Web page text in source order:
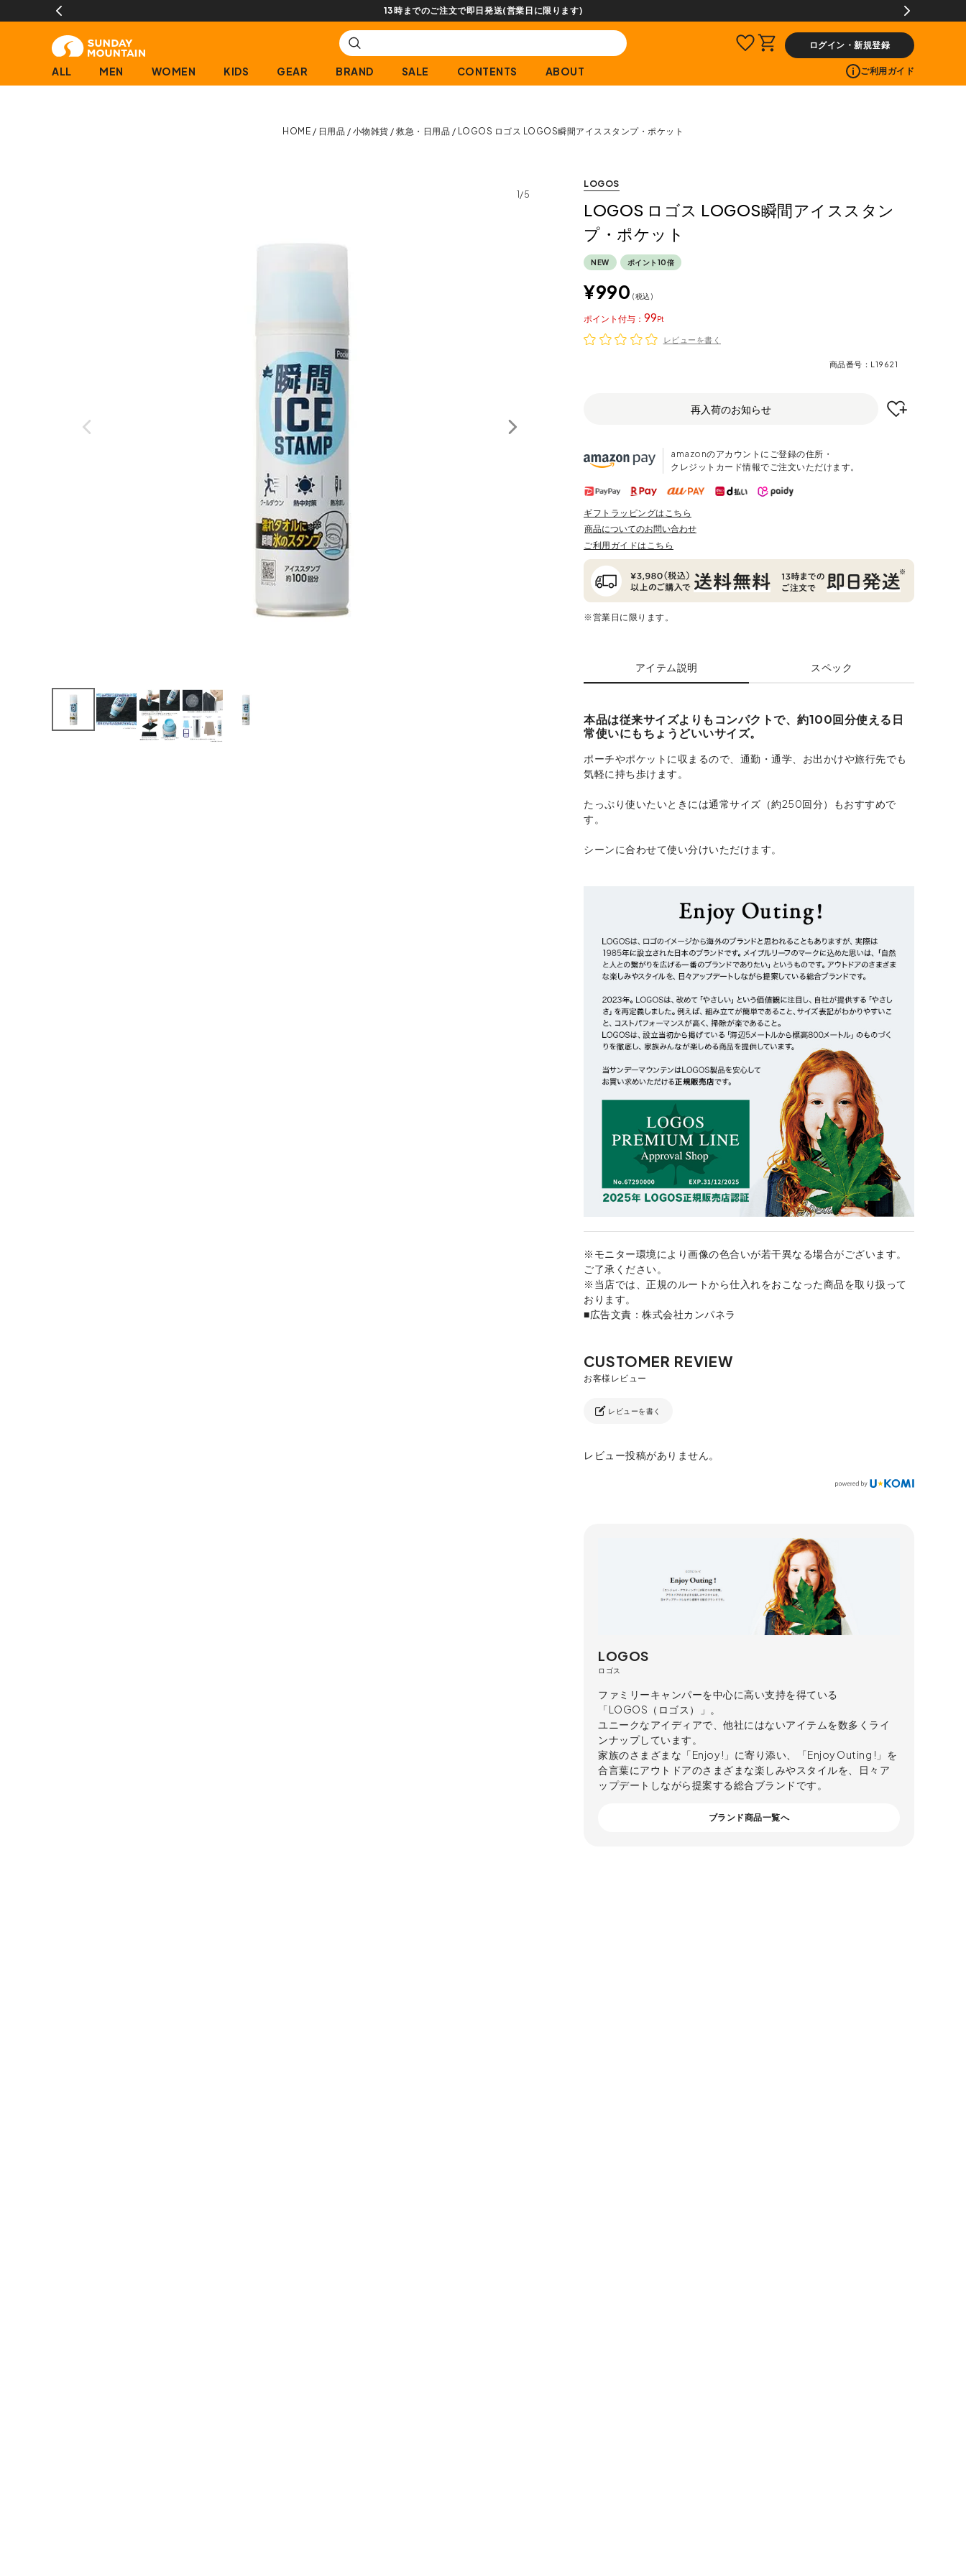
【会員限定】交換送料片道無料サービス
ログイン・新規登録
ALL MEN WOMEN KIDS GEAR BRAND SALE CONTENTS ABOUT ご利用ガイド
HOME 日用品 小物雑貨 救急・日用品 LOGOS ロゴス LOGOS瞬間アイススタンプ・ポケット
1/5
LOGOS
LOGOS ロゴス LOGOS瞬間アイススタン
プ・ポケット
NEW ポイント10倍
¥990 税込
99
ポイント
レビューを書く
商品番号 L19621
再入荷のお知らせ
amazonのアカウントにご登録の住所・
クレジットカード情報でご注文いただけます。
ギフトラッピングはこちら
商品についてのお問い合わせ
ご利用ガイドはこちら
※営業日に限ります。
アイテム説明 スペック
本品は従来サイズよりもコンパクトで、約100回分使える日
常使いにもちょうどいいサイズ。
ポーチやポケットに収まるので、通勤・通学、お出かけや旅行先でも
気軽に持ち歩けます。
たっぷり使いたいときには通常サイズ（約250回分）もおすすめで
す。
シーンに合わせて使い分けいただけます。
※モニター環境により画像の色合いが若干異なる場合がございます。
ご了承ください。
※当店では、正規のルートから仕入れをおこなった商品を取り扱って
おります。
■広告文責：株式会社カンパネラ
レビューを書く
レビュー投稿がありません。
LOGOS
ロゴス
ファミリーキャンパーを中心に高い支持を得ている
「LOGOS（ロゴス）」。
ユニークなアイディアで、他社にはないアイテムを数多くライ
ンナップしています。
家族のさまざまな「Enjoy !」に寄り添い、「Enjoy Outing !」を
合言葉にアウトドアのさまざまな楽しみやスタイルを、日々ア
ップデートしながら提案する総合ブランドです。
ブランド商品一覧へ